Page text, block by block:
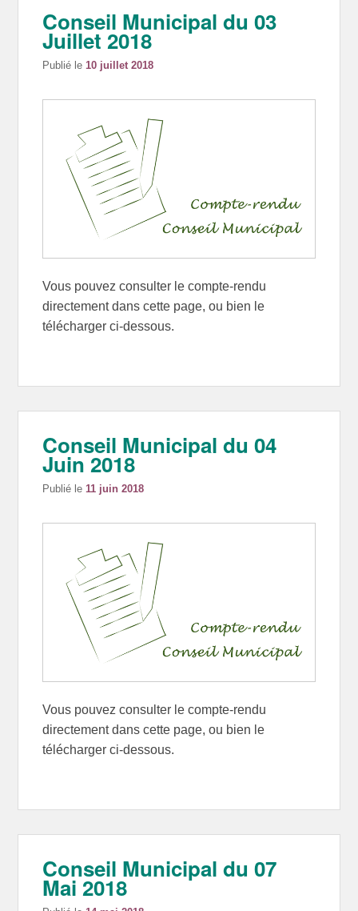
Conseil Municipal du 03
Juillet 2018
Publié le10 juillet 2018
Vous pouvez consulter le compte-rendu
directement dans cette page, ou bien le
télécharger ci-dessous.
Conseil Municipal du 04
Juin 2018
Publié le 11 juin 2018
Vous pouvez consulter le compte-rendu
directement dans cette page, ou bien le
télécharger ci-dessous.
Conseil Municipal du 07
Mai 2018